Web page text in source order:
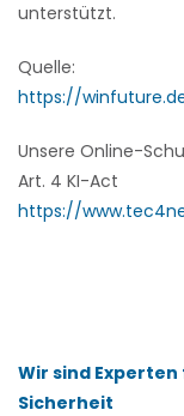
unterstützt.
Quelle:
https://
Unsere Online-
Art. 4 KI-Act
https://
Wir sind
Sicherheit